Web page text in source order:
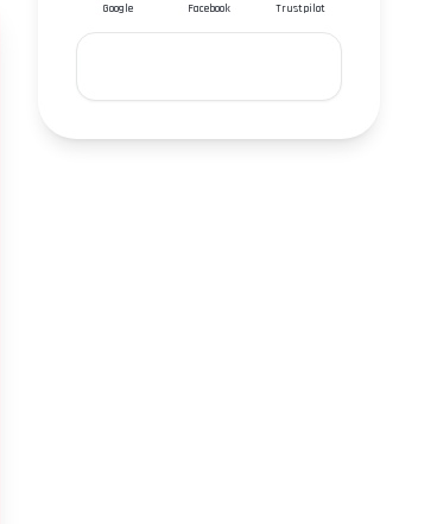
Google Facebook Trustpilot